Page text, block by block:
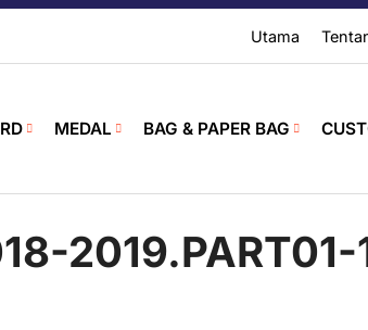
Utama
MEDAL BAG & PAPER BAG